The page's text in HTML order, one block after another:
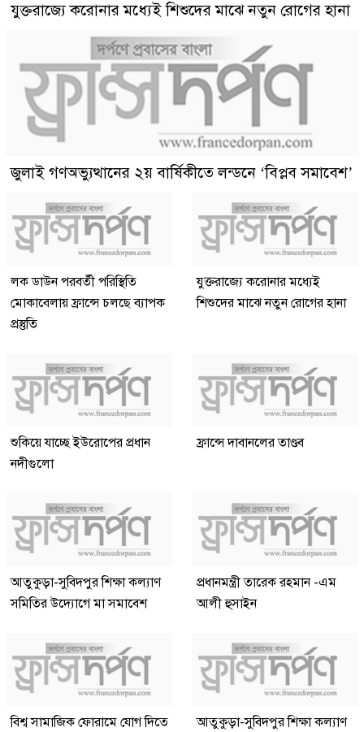
যুক্তরাজ্যে করোনার মধ্যেই শিশুদের মাঝে নতুন রোগের হানা
জুলাই গণঅভ্যুত্থানের ২য় বার্ষিকীতে লন্ডনে ‘বিপ্লব সমাবেশ’
লক ডাউন পরবর্তী পরিস্থিতি
মোকাবেলায় ফ্রান্সে চলছে ব্যাপক
প্রস্তুতি
যুক্তরাজ্যে করোনার মধ্যেই
শিশুদের মাঝে নতুন রোগের হানা
শুকিয়ে যাচ্ছে ইউরোপের প্রধান
নদীগুলো
ফ্রান্সে দাবানলের তাণ্ডব
আতুকুড়া-সুবিদপুর শিক্ষা কল্যাণ
সমিতির উদ্যোগে মা সমাবেশ
প্রধানমন্ত্রী তারেক রহমান -এম
আলী হুসাইন
বিশ্ব সামাজিক ফোরামে যোগ দিতে
আতুকুড়া-সুবিদপুর শিক্ষা কল্যাণ